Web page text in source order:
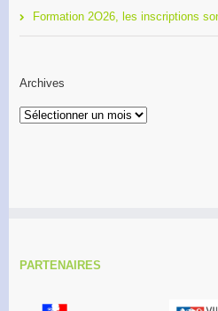
Formation 2O26, les inscriptions
Archives
PARTENAIRES